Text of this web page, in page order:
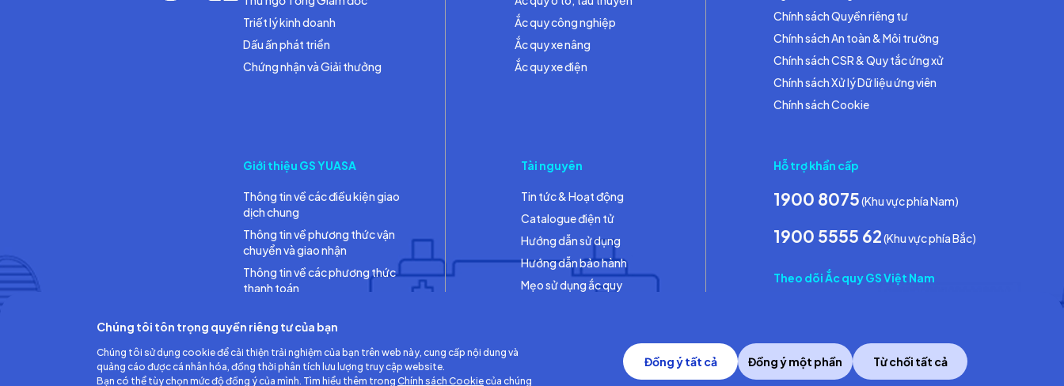
Triết lý kinh doanh
Dấu ấn phát triển
Chứng nhận và Giải thưởng
Ắc quy công nghiệp
Ắc quy xe nâng
Ắc quy xe điện
Chính sách Quyền riêng tư
Chính sách An toàn & Môi trường
Chính sách CSR & Quy tắc ứng xử
Chính sách Xử lý Dữ liệu ứng viên
Chính sách Cookie
Giới thiệu GS YUASA
Thông tin về các điều kiện giao
dịch chung
Thông tin về phương thức vận
chuyển và giao nhận
Thông tin về các phương thức
thanh toán
Tài nguyên
Tin tức & Hoạt động
Catalogue điện tử
Hướng dẫn sử dụng
Hướng dẫn bảo hành
Mẹo sử dụng ắc quy
Hỗ trợ khẩn cấp
1900 8075(Khu vực phía Nam)
1900 5555 62(Khu vực phía Bắc)
Theo dõi Ắc quy GS Việt Nam
Công ty TNHH Ắc quy GS Việt Nam Copyright © 2014 GS Battery Vietnam Co., Ltd
Chúng tôi tôn trọng quyền riêng tư của bạn
Chúng tôi sử dụng cookie để cải thiện trải nghiệm của bạn trên web này, cung cấp nội dung và
quảng cáo được cá nhân hóa, đồng thời phân tích lưu lượng truy cập website.
Bạn có thể tùy chọn mức độ đồng ý của mình. Tìm hiểu thêm trong Chính sách Cookiecủa chúng
Đồng ý tất cả Đồng ý một phần Từ chối tất cả